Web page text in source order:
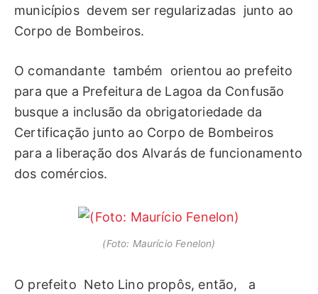
municípios devem ser regularizadas junto ao
Corpo de Bombeiros.
O comandante também orientou ao prefeito
para que a Prefeitura de Lagoa da Confusão
busque a inclusão da obrigatoriedade da
Certificação junto ao Corpo de Bombeiros
para a liberação dos Alvarás de funcionamento
dos comércios.
(Foto: Maurício Fenelon)
O prefeito Neto Lino propôs, então, a